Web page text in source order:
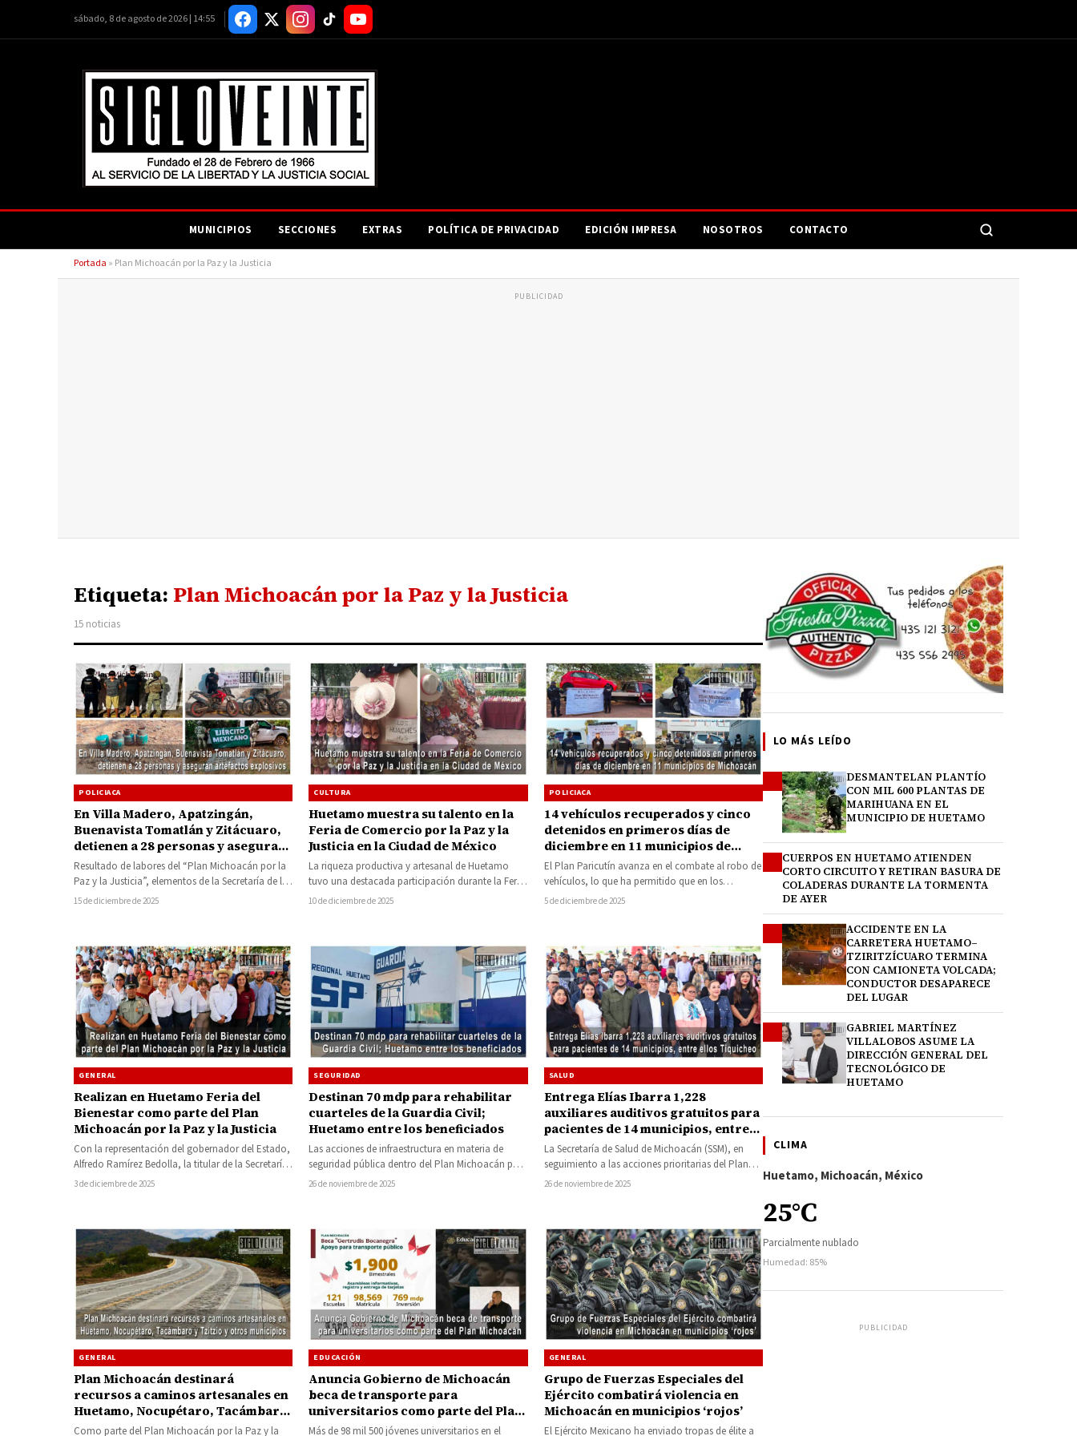
sábado, 8 de agosto de 2026 | 14:55
MUNICIPIOS SECCIONES EXTRAS POLÍTICA DE PRIVACIDAD EDICIÓN IMPRESA NOSOTROS CONTACTO
Portada » Plan Michoacán por la Paz y la Justicia
PUBLICIDAD
Etiqueta: Plan Michoacán por la Paz y la Justicia
15 noticias
POLICIACA
En Villa Madero, Apatzingán,
Buenavista Tomatlán y Zitácuaro,
detienen a 28 personas y aseguran
artefactos explosivos
Resultado de labores del “Plan Michoacán por la
Paz y la Justicia”, elementos de la Secretaría de la
Defensa Nacional…
15 de diciembre de 2025
CULTURA
Huetamo muestra su talento en la
Feria de Comercio por la Paz y la
Justicia en la Ciudad de México
La riqueza productiva y artesanal de Huetamo
tuvo una destacada participación durante la Feria
de Comercio por la Paz y…
10 de diciembre de 2025
POLICIACA
14 vehículos recuperados y cinco
detenidos en primeros días de
diciembre en 11 municipios de
Michoacán
El Plan Paricutín avanza en el combate al robo de
vehículos, lo que ha permitido que en los
primeros días…
5 de diciembre de 2025
GENERAL
Realizan en Huetamo Feria del
Bienestar como parte del Plan
Michoacán por la Paz y la Justicia
Con la representación del gobernador del Estado,
Alfredo Ramírez Bedolla, la titular de la Secretaría
del Bienestar (Sedebi), Andrea Serna…
3 de diciembre de 2025
SEGURIDAD
Destinan 70 mdp para rehabilitar
cuarteles de la Guardia Civil;
Huetamo entre los beneficiados
Las acciones de infraestructura en materia de
seguridad pública dentro del Plan Michoacán por
la Paz y la Justicia, incluyen…
26 de noviembre de 2025
SALUD
Entrega Elías Ibarra 1,228
auxiliares auditivos gratuitos para
pacientes de 14 municipios, entre
ellos Tiquicheo
La Secretaría de Salud de Michoacán (SSM), en
seguimiento a las acciones prioritarias del Plan
Michoacán por la Paz y…
26 de noviembre de 2025
GENERAL
Plan Michoacán destinará
recursos a caminos artesanales en
Huetamo, Nocupétaro, Tacámbaro
y Tzitzio y otros municipios
Como parte del Plan Michoacán por la Paz y la
EDUCACIÓN
Anuncia Gobierno de Michoacán
beca de transporte para
universitarios como parte del Plan
Michoacán
Más de 98 mil 500 jóvenes universitarios en el
GENERAL
Grupo de Fuerzas Especiales del
Ejército combatirá violencia en
Michoacán en municipios ‘rojos’
El Ejército Mexicano ha enviado tropas de élite a
LO MÁS LEÍDO
DESMANTELAN PLANTÍO
CON MIL 600 PLANTAS DE
MARIHUANA EN EL
MUNICIPIO DE HUETAMO
CUERPOS EN HUETAMO ATIENDEN
CORTO CIRCUITO Y RETIRAN BASURA DE
COLADERAS DURANTE LA TORMENTA
DE AYER
ACCIDENTE EN LA
CARRETERA HUETAMO–
TZIRITZÍCUARO TERMINA
CON CAMIONETA VOLCADA;
CONDUCTOR DESAPARECE
DEL LUGAR
GABRIEL MARTÍNEZ
VILLALOBOS ASUME LA
DIRECCIÓN GENERAL DEL
TECNOLÓGICO DE
HUETAMO
CLIMA
Huetamo, Michoacán, México
25°C
Parcialmente nublado
Humedad: 85%
PUBLICIDAD